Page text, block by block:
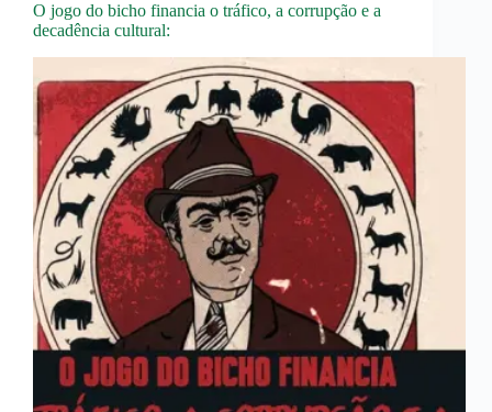
O jogo do bicho financia o tráfico, a corrupção e a
decadência cultural: